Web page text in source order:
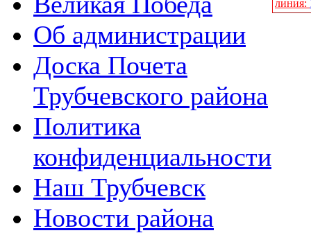
Об администрации
Доска Почета
Трубчевского района
Политика
конфиденциальности
Наш Трубчевск
Новости района
линия: